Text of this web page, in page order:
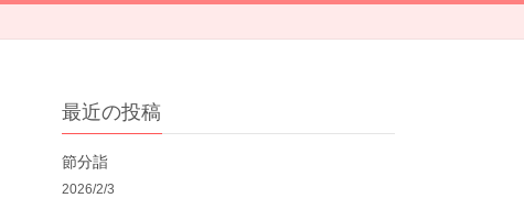
最近の投稿
節分詣
2026/2/3